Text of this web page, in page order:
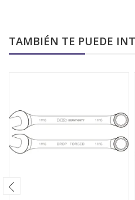
TAMBIÉN TE PUEDE